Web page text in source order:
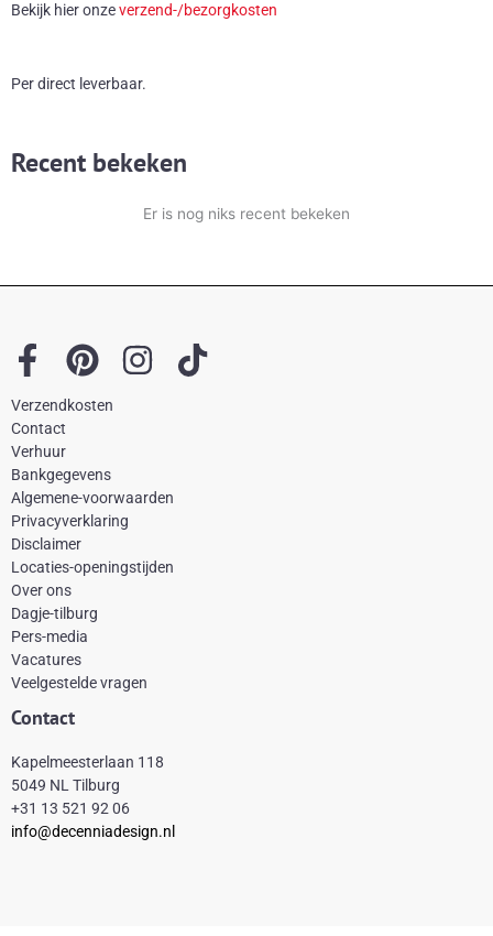
schaal
Bekijk hier onzeverzend-/bezorgkosten
Per direct leverbaar.
Recent bekeken
Er is nog niks recent bekeken
F
a
c
e
b
o
o
k
-
f
P
i
e
r
e
t
I
a
r
T
Verzendkosten
Contact
Verhuur
Bankgegevens
Algemene-voorwaarden
Privacyverklaring
Disclaimer
Locaties-openingstijden
Over ons
Dagje-tilburg
Pers-media
Vacatures
Veelgestelde vragen
Contact
Kapelmeesterlaan 118
5049 NL Tilburg
+31 13 521 92 06
info@decenniadesign.nl